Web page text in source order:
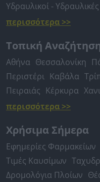
Υδραυλικοί -
περισσότερα >>
Τοπική
Αθήνα Θεσσαλονίκη
Περιστέρι Καβάλα
Πειραιάς Κέρκυρα
περισσότερα >>
Χρήσιμα Σήμερα
Εφημερίες Φαρμακείων
Τιμές Καυσίμων
Δρομολόγια Πλοίων